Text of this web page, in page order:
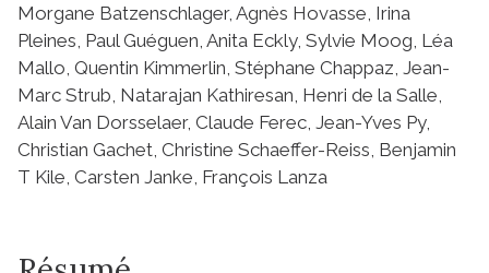
Morgane Batzenschlager, Agnès Hovasse, Irina
Pleines, Paul Guéguen, Anita Eckly, Sylvie Moog, Léa
Mallo, Quentin Kimmerlin, Stéphane Chappaz, Jean-
Marc Strub, Natarajan Kathiresan, Henri de la Salle,
Alain Van Dorsselaer, Claude Ferec, Jean-Yves Py,
Christian Gachet, Christine Schaeffer-Reiss, Benjamin
T Kile, Carsten Janke, François Lanza